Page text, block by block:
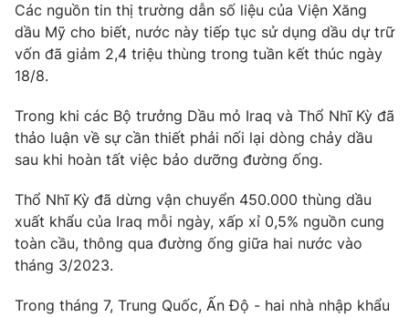
VTV4 Vươn mình bằng AI
Liên hệ tòa soạn English
THỜI BÁO VTV
Các nguồn tin thị trường dẫn số liệu của Viện Xăng
dầu Mỹ cho biết, nước này tiếp tục sử dụng dầu dự trữ
vốn đã giảm 2,4 triệu thùng trong tuần kết thúc ngày
18/8.
Trong khi các Bộ trưởng Dầu mỏ Iraq và Thổ Nhĩ Kỳ đã
thảo luận về sự cần thiết phải nối lại dòng chảy dầu
sau khi hoàn tất việc bảo dưỡng đường ống.
Thổ Nhĩ Kỳ đã dừng vận chuyển 450.000 thùng dầu
xuất khẩu của Iraq mỗi ngày, xấp xỉ 0,5% nguồn cung
toàn cầu, thông qua đường ống giữa hai nước vào
tháng 3/2023.
Trong tháng 7, Trung Quốc, Ấn Độ - hai nhà nhập khẩu